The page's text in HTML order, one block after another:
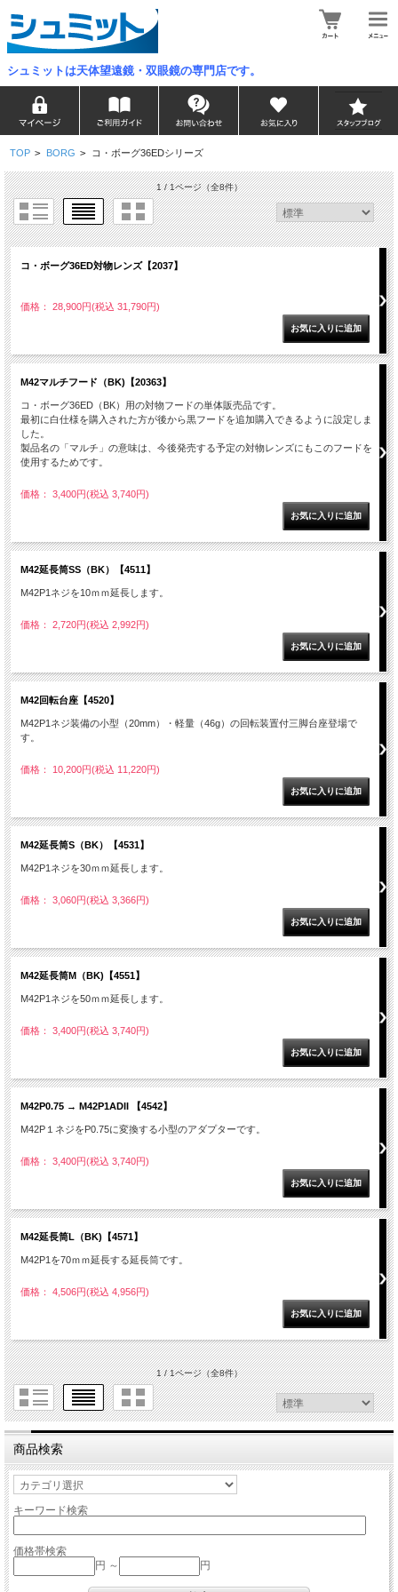
シュミットは天体望遠鏡・双眼鏡の専門店です。
TOP > BORG > コ・ボーグ36EDシリーズ
1 / 1ページ（全8件）
コ・ボーグ36ED対物レンズ【2037】
価格： 28,900円(税込 31,790円)
M42マルチフード（BK)【20363】
コ・ボーグ36ED（BK）用の対物フードの単体販売品です。
最初に白仕様を購入された方が後から黒フードを追加購入できるように設定しま
した。
製品名の「マルチ」の意味は、今後発売する予定の対物レンズにもこのフードを
使用するためです。
価格： 3,400円(税込 3,740円)
M42延長筒SS（BK）【4511】
M42P1ネジを10ｍｍ延長します。
価格： 2,720円(税込 2,992円)
M42回転台座【4520】
M42P1ネジ装備の小型（20mm）・軽量（46g）の回転装置付三脚台座登場で
す。
価格： 10,200円(税込 11,220円)
M42延長筒S（BK）【4531】
M42P1ネジを30ｍｍ延長します。
価格： 3,060円(税込 3,366円)
M42延長筒M（BK)【4551】
M42P1ネジを50ｍｍ延長します。
価格： 3,400円(税込 3,740円)
M42P0.75 → M42P1ADII 【4542】
M42P１ネジをP0.75に変換する小型のアダプターです。
価格： 3,400円(税込 3,740円)
M42延長筒L（BK)【4571】
M42P1を70ｍｍ延長する延長筒です。
価格： 4,506円(税込 4,956円)
1 / 1ページ（全8件）
商品検索
キーワード検索
価格帯検索
円 ～
円